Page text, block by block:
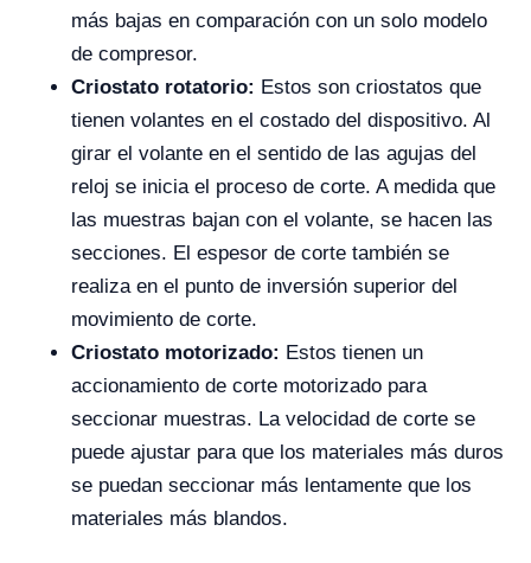
más bajas en comparación con un solo modelo
de compresor.
Criostato rotatorio: Estos son criostatos que
tienen volantes en el costado del dispositivo. Al
girar el volante en el sentido de las agujas del
reloj se inicia el proceso de corte. A medida que
las muestras bajan con el volante, se hacen las
secciones. El espesor de corte también se
realiza en el punto de inversión superior del
movimiento de corte.
Criostato motorizado: Estos tienen un
accionamiento de corte motorizado para
seccionar muestras. La velocidad de corte se
puede ajustar para que los materiales más duros
se puedan seccionar más lentamente que los
materiales más blandos.